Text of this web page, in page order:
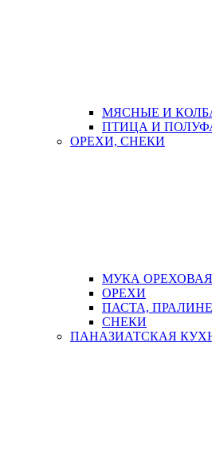
МЯСНЫЕ И
ПТИЦА И
ОРЕХИ, СНЕКИ
МУКА ОРЕХОВАЯ
ОРЕХИ
ПАСТА, ПРАЛИНЕ
СНЕКИ
ПАНАЗИАТСКАЯ